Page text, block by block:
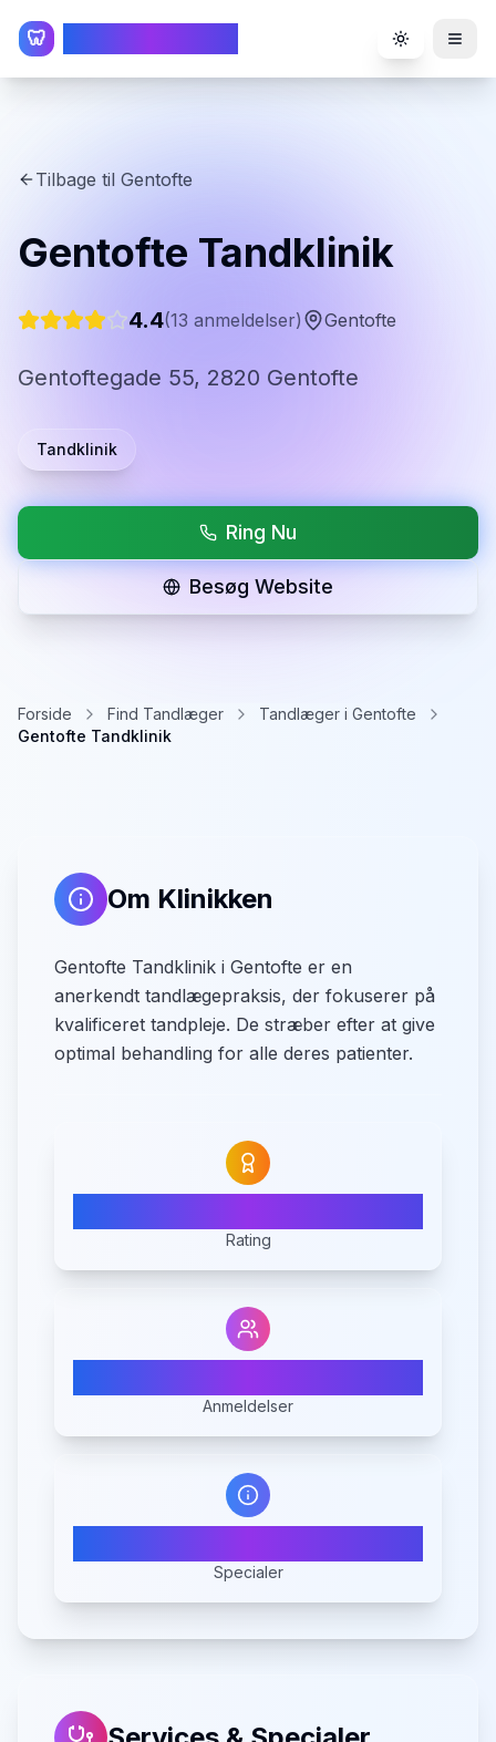
🦷 Toggle
Tilbage til Gentofte
Gentofte Tandklinik
4.4(13 anmeldelser) Gentofte
Gentoftegade 55, 2820 Gentofte
Tandklinik
Ring Nu
Besøg Website
Forside Find Tandlæger
Tandlæger i Gentofte
Gentofte Tandklinik
Om Klinikken
Gentofte Tandklinik i Gentofte er en
anerkendt tandlægepraksis, der fokuserer på
kvalificeret tandpleje. De stræber efter at give
optimal behandling for alle deres patienter.
Rating
Anmeldelser
Specialer